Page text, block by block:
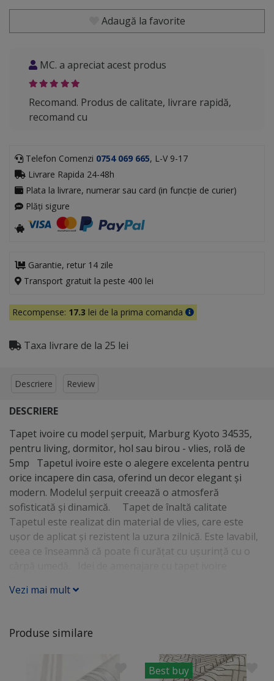
Adaugă la favorite
MC. a apreciat acest produs
Recomand. Produs de calitate, livrare rapidă,
recomand cu
Telefon Comenzi 0754 069 665, L-V 9-17
Livrare Rapida 24-48h
Plata la livrare, numerar sau card (in funcție de curier)
Plăți sigure
Garantie, retur 14 zile
Transport gratuit la peste 400 lei
Recompense: 17.3 lei de la prima comanda
Taxa livrare de la 25 lei
Descriere Review
DESCRIERE
Tapet ivoire cu model şerpuit, Marburg Kyoto 34535,
pentru living, dormitor, hol sau birou - vlies, rolă de
5mp Tapetul ivoire este o alegere excelenta pentru
orice incapere din casa, oferind un decor elegant și
modern. Modelul şerpuit creează o atmosferă
sofisticată și dinamică. Tapet de înaltă calitate
Tapetul este realizat din material de vlies, care este
ușor de aplicat și rezistent la uzura zilnică. Este lavabil,
ceea ce înseamnă că poate fi curățat cu ușurință cu o
efecte, în funcție de stilul de amenajare al camerei. De
decorațiuni în culori neutre. Călduroasă și primitoare -
prin combinarea cu mobilier și decorațiuni în culori
naturale. Jovială și veselă - prin combinarea cu mobilier
Vezi mai mult
Produse similare
Best buy